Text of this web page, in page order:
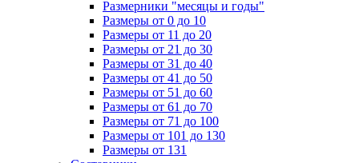
Размерники "месяцы и годы"
Размеры от 0 до 10
Размеры от 11 до 20
Размеры от 21 до 30
Размеры от 31 до 40
Размеры от 41 до 50
Размеры от 51 до 60
Размеры от 61 до 70
Размеры от 71 до 100
Размеры от 101 до 130
Размеры от 131